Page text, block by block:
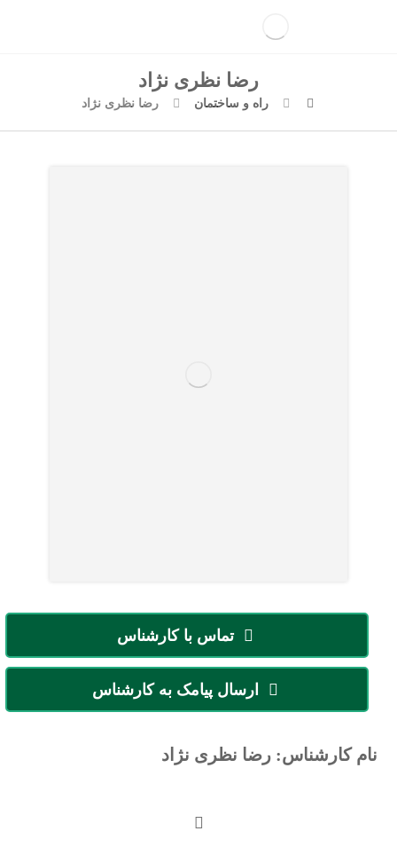
رضا نظری نژاد
راه و ساختمان رضا نظری نژاد
تماس با کارشناس
ارسال پیامک به کارشناس
نام کارشناس: رضا نظری نژاد